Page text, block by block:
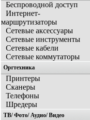
Беспроводной доступ
Интернет-
маршрутизаторы
Сетевые аксессуары
Сетевые инструменты
Сетевые кабели
Сетевые коммутаторы
Оргтехника
Принтеры
Сканеры
Телефоны
Шредеры
ТВ/ Фото/ Аудио/ Видео